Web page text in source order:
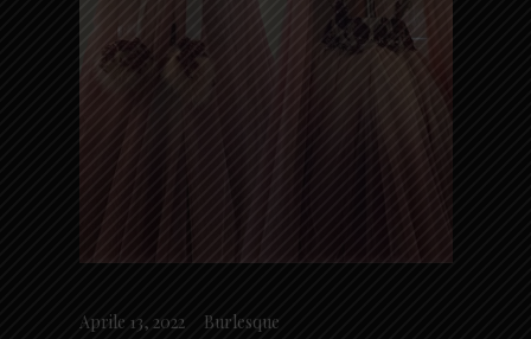
Aprile 13, 2022 Burlesque